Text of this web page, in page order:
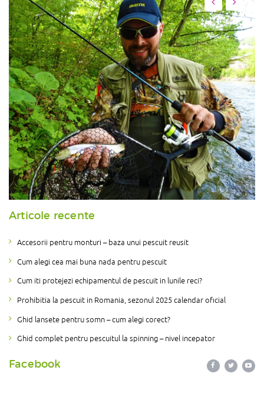
Articole recente
Accesorii pentru monturi – baza unui pescuit reusit
Cum alegi cea mai buna nada pentru pescuit
Cum iti protejezi echipamentul de pescuit in lunile reci?
Prohibitia la pescuit in Romania, sezonul 2025 calendar oficial
Ghid lansete pentru somn – cum alegi corect?
Ghid complet pentru pescuitul la spinning – nivel incepator
Facebook